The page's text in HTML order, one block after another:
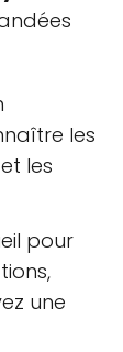
les
les
pour
une